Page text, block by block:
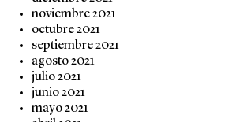
noviembre 2021
octubre 2021
septiembre 2021
agosto 2021
julio 2021
junio 2021
mayo 2021